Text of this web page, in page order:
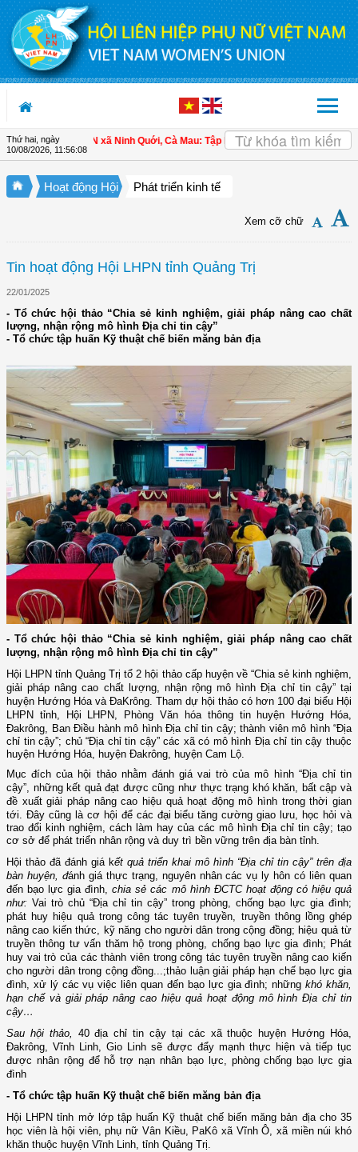
Truy cập nội dung luôn
Thứ hai, ngày
10/08/2026, 11:56:09
chủ | Hội LHPN xã Ninh Quới, Cà Mau: Tập huấn kỹ thuật kỹ thuật trồng rau
Hoạt động Hội Phát triển kinh tế
Xem cỡ chữ
Tin hoạt động Hội LHPN tỉnh Quảng Trị
22/01/2025
- Tổ chức hội thảo “Chia sẻ kinh nghiệm, giải pháp nâng cao chất
lượng, nhận rộng mô hình Địa chỉ tin cậy”
- Tổ chức tập huấn Kỹ thuật chế biến măng bản địa
- Tổ chức hội thảo “Chia sẻ kinh nghiệm, giải pháp nâng cao chất
lượng, nhận rộng mô hình Địa chỉ tin cậy”
Hội LHPN tỉnh Quảng Trị tổ 2 hội thảo cấp huyện về “Chia sẻ kinh nghiệm,
giải pháp nâng cao chất lượng, nhận rộng mô hình Địa chỉ tin cậy” tại
huyện Hướng Hóa và ĐaKrông. Tham dự hội thảo có hơn 100 đại biểu Hội
LHPN tỉnh, Hội LHPN, Phòng Văn hóa thông tin huyện Hướng Hóa,
Đakrông, Ban Điều hành mô hình Địa chỉ tin cậy; thành viên mô hình “Địa
chỉ tin cậy”; chủ “Địa chỉ tin cậy” các xã có mô hình Địa chỉ tin cậy thuộc
huyện Hướng Hóa, huyện Đakrông, huyện Cam Lộ.
Mục đích của hội thảo nhằm đánh giá vai trò của mô hình “Địa chỉ tin
cậy”, những kết quả đạt được cũng như thực trạng khó khăn, bất cập và
đề xuất giải pháp nâng cao hiệu quả hoạt động mô hình trong thời gian
tới. Đây cũng là cơ hội để các đại biểutăng cường giao lưu, học hỏi và
trao đổi kinh nghiệm, cách làm hay của các mô hình Địa chỉ tin cậy; tạo
cơ sở để phát triển nhân rộng và duy trì bền vững trên địa bàn tỉnh.
Hội thảo đã đánh giá kết quả triển khai mô hình “Địa chỉ tin cậy” trên địa
bàn huyện, đánh giá thực trạng, nguyên nhân các vụ ly hôn có liên quan
đến bạo lực gia đình, chia sẻ các mô hình ĐCTC hoạt động có hiệu quả
như: Vai trò chủ “Địa chỉ tin cậy” trong phòng, chống bạo lực gia đình;
phát huy hiệu quả trong công tác tuyên truyền, truyền thông lồng ghép
nâng cao kiến thức, kỹ năng cho người dân trong cộng đồng; hiệu quả từ
truyền thông tư vấn thăm hộ trong phòng, chống bạo lực gia đình; Phát
huy vai trò của các thành viên trong công tác tuyên truyền nâng cao kiến
cho người dân trong cộng đồng...;thảo luậngiải pháp hạn chế bạo lực gia
đình, xử lý các vụ việc liên quan đến bạo lực gia đình; những khó khăn,
hạn chế và giải pháp nâng cao hiệu quả hoạt động mô hình Địa chỉ tin
cậy…
Sau hội thảo, 40 địa chỉ tin cậy tại các xã thuộc huyện Hướng Hóa,
Đakrông, Vĩnh Linh, Gio Linh sẽ được đẩy mạnh thực hiện và tiếp tục
được nhân rộng để hỗ trợ nạn nhân bạo lực, phòng chống bạo lực gia
đình
- Tổ chức tập huấn Kỹ thuật chế biến măng bản địa
Hội LHPN tỉnh mở lớp tập huấn Kỹ thuật chế biến măng bản địa cho 35
học viên là hội viên, phụ nữ Vân Kiều, PaKô xã Vĩnh Ô, xã miền núi khó
khăn thuộc huyện Vĩnh Linh, tỉnh Quảng Trị.